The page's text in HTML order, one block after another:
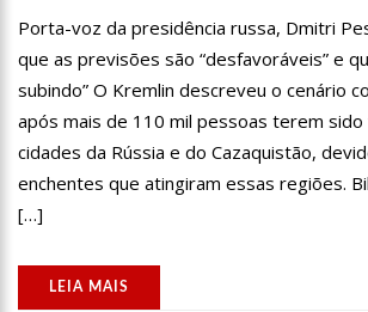
Marisa
11:19 Secretaria de Fazenda alerta para
falso de IPVA por Pix
10:58 Idosa comemora 107 anos com festa
10:43
Bolsonaro virá a Manaus ainda este
candidatura de coronel Menezes à Prefeitura
10:26
10:15
Aos 43 anos, mulher com deficiência
Porta-voz da presidência russa, Dmitri
que as previsões são “desfavoráveis” e
subindo” O Kremlin descreveu o cenário
após mais de 110 mil pessoas terem sido
cidades da Rússia e do Cazaquistão,
enchentes que atingiram essas regiões.
[…]
LEIA MAIS